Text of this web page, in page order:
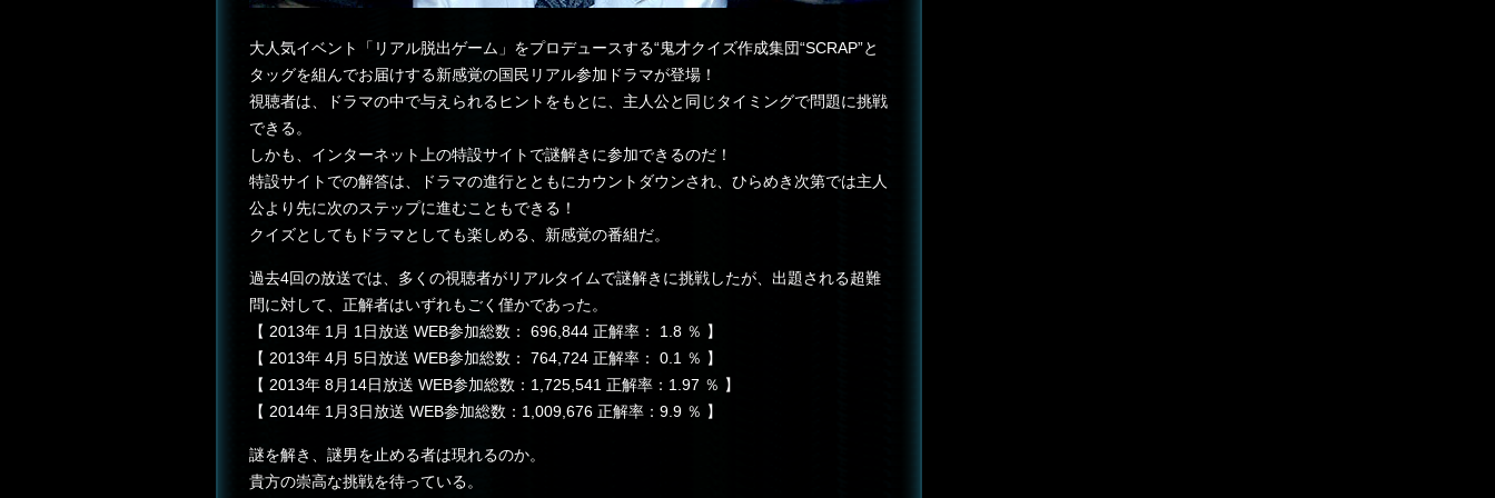
大人気イベント「リアル脱出ゲーム」をプロデュースする“鬼才クイズ作成集団“SCRAP”と
タッグを組んでお届けする新感覚の国民リアル参加ドラマが登場！
視聴者は、ドラマの中で与えられるヒントをもとに、主人公と同じタイミングで問題に挑戦
できる。
しかも、インターネット上の特設サイトで謎解きに参加できるのだ！
特設サイトでの解答は、ドラマの進行とともにカウントダウンされ、ひらめき次第では主人
公より先に次のステップに進むこともできる！
クイズとしてもドラマとしても楽しめる、新感覚の番組だ。
過去4回の放送では、多くの視聴者がリアルタイムで謎解きに挑戦したが、出題される超難
問に対して、正解者はいずれもごく僅かであった。
【 2013年 1月 1日放送 WEB参加総数： 696,844 正解率： 1.8 ％ 】
【 2013年 4月 5日放送 WEB参加総数： 764,724 正解率： 0.1 ％ 】
【 2013年 8月14日放送 WEB参加総数：1,725,541 正解率：1.97 ％ 】
【 2014年 1月3日放送 WEB参加総数：1,009,676 正解率：9.9 ％ 】
謎を解き、謎男を止める者は現れるのか。
貴方の崇高な挑戦を待っている。